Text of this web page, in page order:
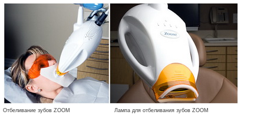
Отбеливание зубов ZOOM Лампа для отбеливания зубов ZOOM